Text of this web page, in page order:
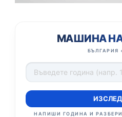
МАШИНА НА
БЪЛГАРИЯ
НАПИШИ ГОДИНА И